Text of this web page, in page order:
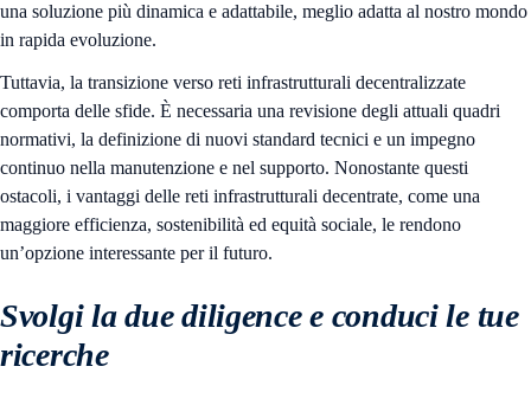
una soluzione più dinamica e adattabile, meglio adatta al nostro mondo
in rapida evoluzione.
Tuttavia, la transizione verso reti infrastrutturali decentralizzate
comporta delle sfide. È necessaria una revisione degli attuali quadri
normativi, la definizione di nuovi standard tecnici e un impegno
continuo nella manutenzione e nel supporto. Nonostante questi
ostacoli, i vantaggi delle reti infrastrutturali decentrate, come una
maggiore efficienza, sostenibilità ed equità sociale, le rendono
un’opzione interessante per il futuro.
Svolgi la due diligence e conduci le tue
ricerche